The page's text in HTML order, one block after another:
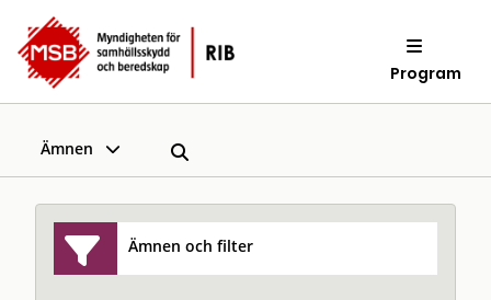
Program
Ämnen
Ämnen och filter